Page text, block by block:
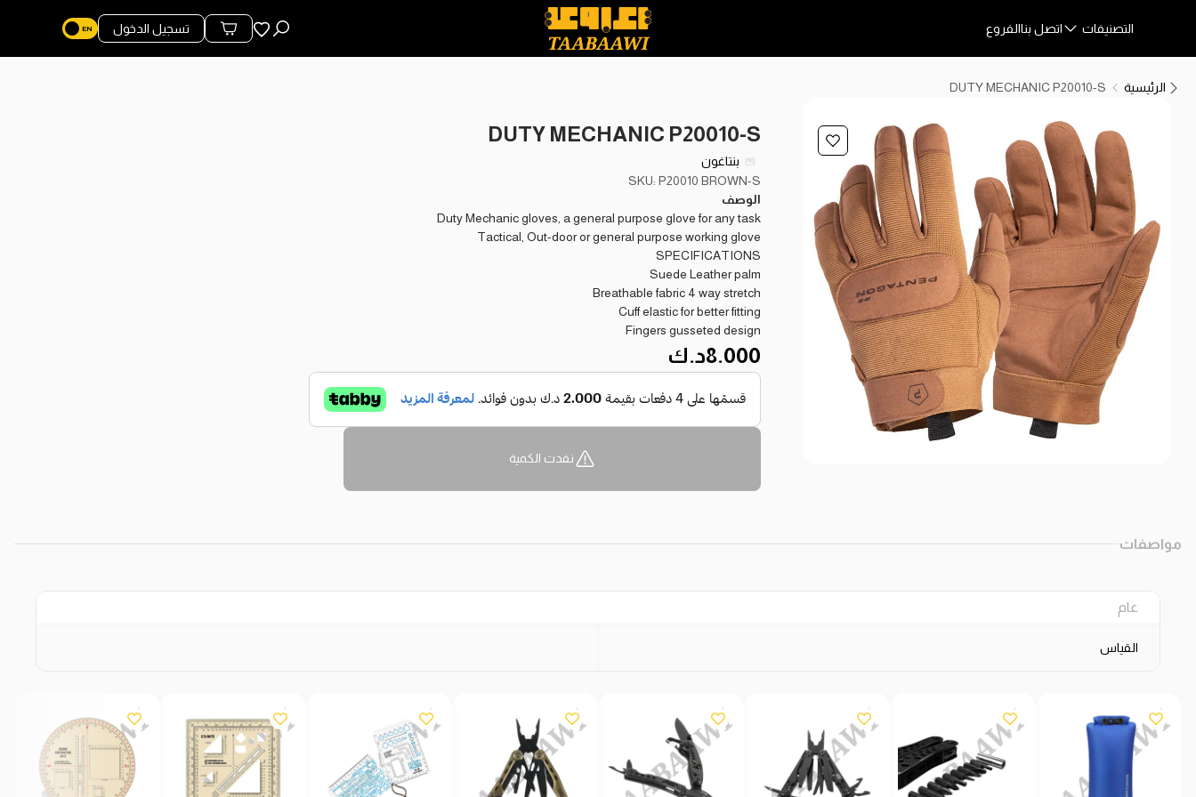
التصنيفات اتصل بناالفروع المفضلة
محتويات السلة
تسجيل الدخول
الرئيسية DUTY MECHANIC P20010-S
DUTY MECHANIC P20010-S
بنتاغون
SKU: P20010 BROWN-S
الوصف
Duty Mechanic gloves, a general purpose glove for any task
Tactical, Out-door or general purpose working glove
SPECIFICATIONS
Suede Leather palm
Breathable fabric 4 way stretch
Cuff elastic for better fitting
Fingers gusseted design
8.000د.ك
نفدت الكمية
مواصفات
عام
القياس